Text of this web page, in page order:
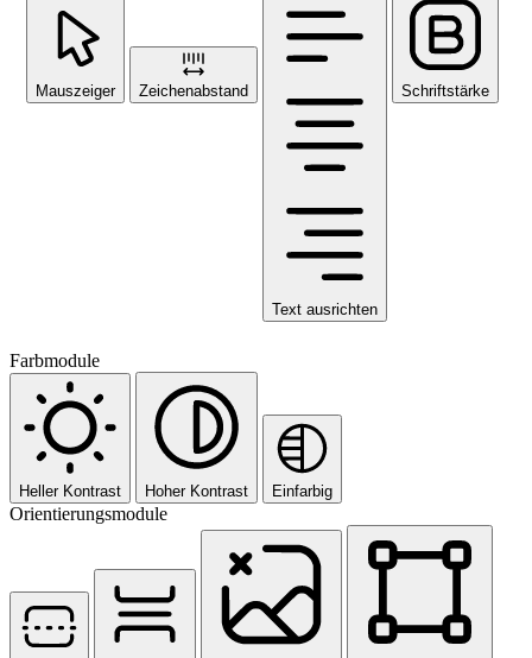
Mauszeiger Zeichenabstand
Text ausrichten
Schriftstärke
Farbmodule
Heller Kontrast Hoher Kontrast Einfarbig
Orientierungsmodule